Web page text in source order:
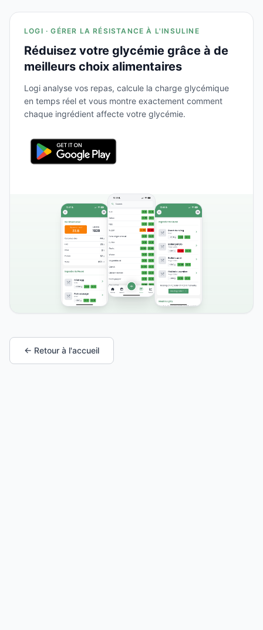
LOGI · GÉRER LA RÉSISTANCE À L'INSULINE
Réduisez votre glycémie grâce à de
meilleurs choix alimentaires
Logi analyse vos repas, calcule la charge glycémique
en temps réel et vous montre exactement comment
chaque ingrédient affecte votre glycémie.
← Retour à l'accueil